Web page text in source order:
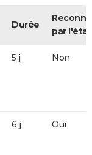
Durée
par l'état
5 j Non
6 j Oui